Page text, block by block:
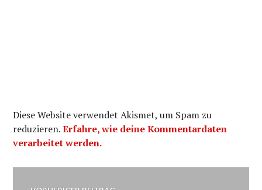
Diese Website verwendet Akismet, um Spam zu
reduzieren.Erfahre, wie deine Kommentardaten
verarbeitet werden.